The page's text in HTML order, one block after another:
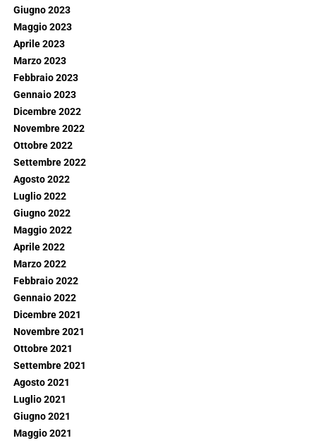
Giugno 2023
Maggio 2023
Aprile 2023
Marzo 2023
Febbraio 2023
Gennaio 2023
Dicembre 2022
Novembre 2022
Ottobre 2022
Settembre 2022
Agosto 2022
Luglio 2022
Giugno 2022
Maggio 2022
Aprile 2022
Marzo 2022
Febbraio 2022
Gennaio 2022
Dicembre 2021
Novembre 2021
Ottobre 2021
Settembre 2021
Agosto 2021
Luglio 2021
Giugno 2021
Maggio 2021